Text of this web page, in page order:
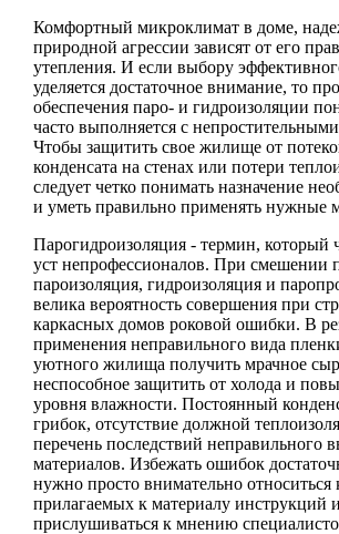
Комфортный микроклимат в доме,
природной агрессии зависят от его
утепления. И если выбору
уделяется достаточное внимание, то
обеспечения паро- и гидроизоляции
часто выполняется с
Чтобы защитить свое жилище от
конденсата на стенах или потери
следует четко понимать назначение
и уметь правильно применять нужные
Парогидроизоляция - термин, который
уст непрофессионалов. При смешении
пароизоляция, гидроизоляция и
велика вероятность совершения при
каркасных домов роковой ошибки. В
применения неправильного вида
уютного жилища получить мрачное
неспособное защитить от холода и
уровня влажности. Постоянный
грибок, отсутствие должной
перечень последствий неправильного
материалов. Избежать ошибок
нужно просто внимательно
прилагаемых к материалу инструкций и
прислушиваться к мнению